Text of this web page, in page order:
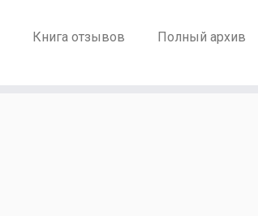
Книга отзывов Полный архив